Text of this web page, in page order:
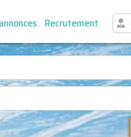
Recrutement